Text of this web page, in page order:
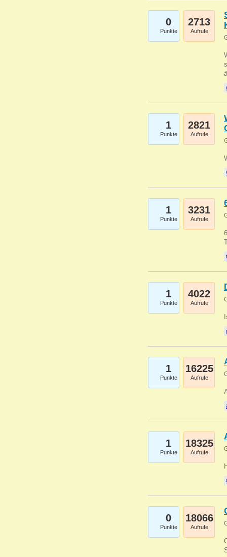
0
Punkte
2713
Aufrufe
1
Punkte
2821
Aufrufe
1
Punkte
3231
Aufrufe
1
Punkte
4022
Aufrufe
1
Punkte
16225
Aufrufe
1
Punkte
18325
Aufrufe
0
Punkte
18066
Aufrufe